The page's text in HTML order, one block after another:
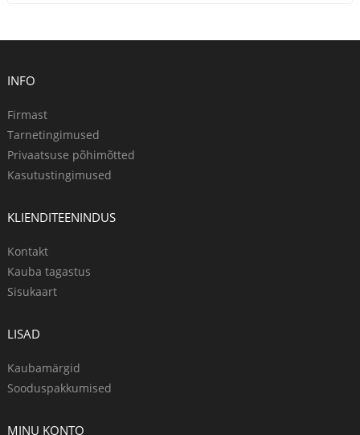
INFO
Firmast
Tarnetingimused
Privaatsuse põhimõtted
Kasutustingimused
KLIENDITEENINDUS
Kontakt
Kauba tagastus
Sisukaart
LISAD
Kaubamärgid
Sooduspakkumised
MINU KONTO